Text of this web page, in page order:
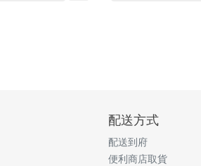
配送方式
配送到府
便利商店取貨